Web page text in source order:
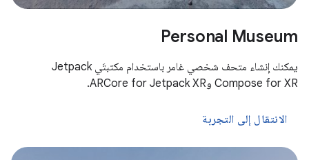
Personal Museum
يمكنك إنشاء متحف شخصي غامر باستخدام مكتبتَي Jetpack
Compose for XR وARCore for Jetpack XR.
الانتقال إلى التجربة